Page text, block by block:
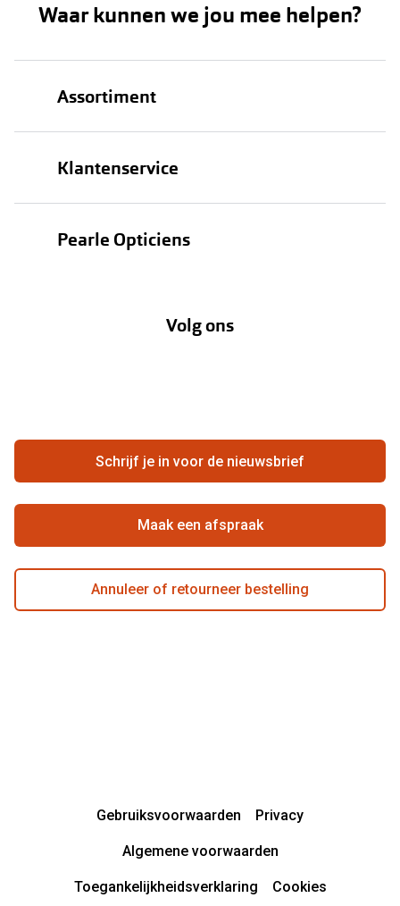
Waar kunnen we jou mee helpen?
Assortiment
Klantenservice
Verzending
Hier de overeenkomst ontbinden
Zorgvergoeding
Pearle Opticiens
Ondernemen bij Pearle
Beste winkelketen
Actievoorwaarden
Volg ons
Schrijf je in voor de nieuwsbrief
Maak een afspraak
Annuleer of retourneer bestelling
Gebruiksvoorwaarden Privacy
Algemene voorwaarden
Toegankelijkheidsverklaring Cookies